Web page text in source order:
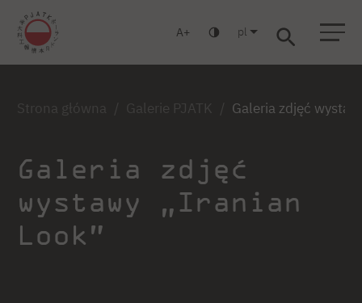
Warszawa Gdańsk Liceum Studia podyplomowe Studia MBA
A pl
Zaloguj się
Strona główna Galerie PJATK Galeria zdjęć
Galeria zdjęć
wystawy „Iranian
Look”